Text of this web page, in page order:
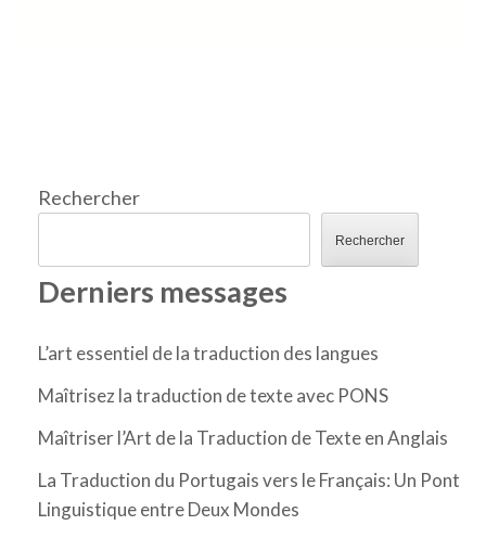
Rechercher
Rechercher
Derniers messages
L’art essentiel de la traduction des langues
Maîtrisez la traduction de texte avec PONS
Maîtriser l’Art de la Traduction de Texte en Anglais
La Traduction du Portugais vers le Français: Un Pont
Linguistique entre Deux Mondes